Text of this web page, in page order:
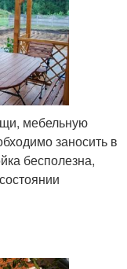
мебельную
заносить в
бесполезна,